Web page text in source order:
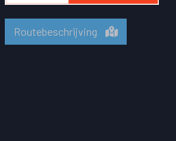
Routebeschrijving